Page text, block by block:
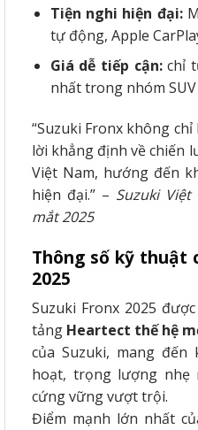
Tiện nghi hiện đại:
tự động, Apple
Giá dễ tiếp cận:chỉ
nhất trong nhóm
“Suzuki Fronx không
lời khẳng định về chiến
Việt Nam, hướng đến
hiện đại.” – Suzuki
mắt 2025
Thông số kỹ thuật
2025
Suzuki Fronx 2025
tảng Heartect thế hệ
của Suzuki, mang
hoạt, trọng lượng nhẹ
cứng vững vượt trội.
Điểm mạnh lớn nhất